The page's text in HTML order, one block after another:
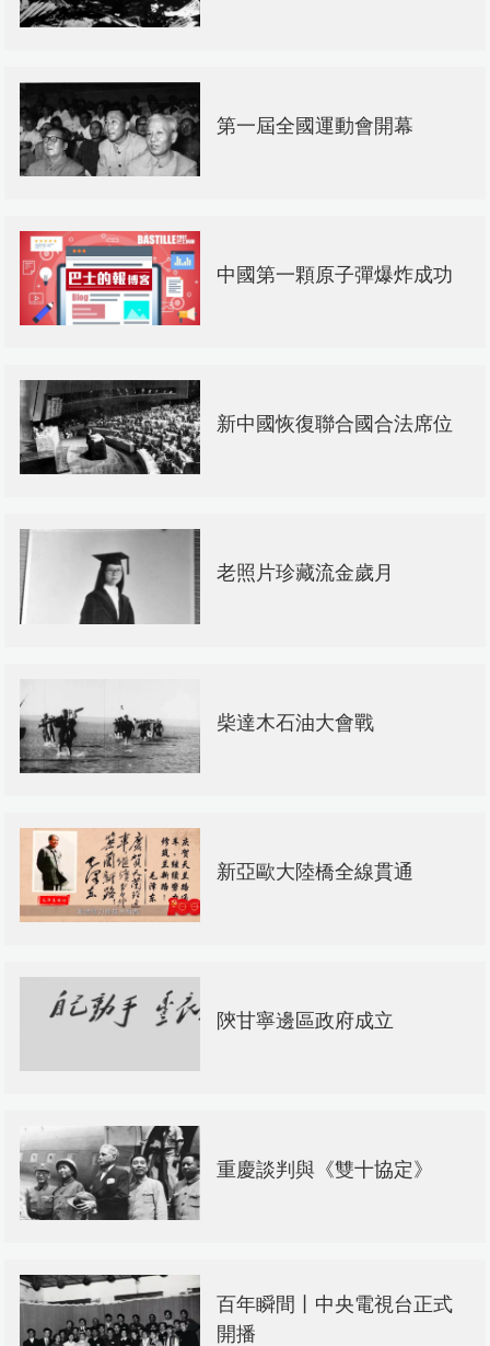
第一屆全國運動會開幕
中國第一顆原子彈爆炸成功
新中國恢復聯合國合法席位
老照片珍藏流金歲月
柴達木石油大會戰
新亞歐大陸橋全線貫通
陝甘寧邊區政府成立
重慶談判與《雙十協定》
百年瞬間丨中央電視台正式
開播